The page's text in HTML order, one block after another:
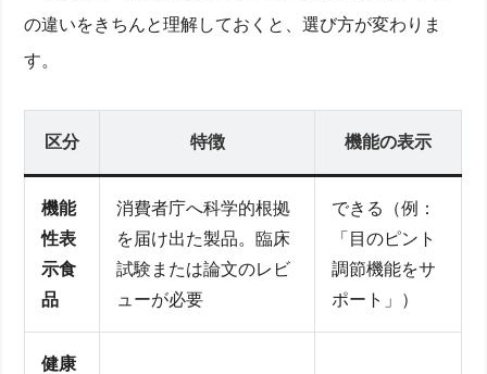
の違いをきちんと理解しておくと、選び方が変わりま
す。
区分 特徴 機能の表示
機能
性表
示食
品
消費者庁へ科学的根拠
を届け出た製品。臨床
試験または論文のレビ
ューが必要
できる（例：
「目のピント
調節機能をサ
ポート」）
健康